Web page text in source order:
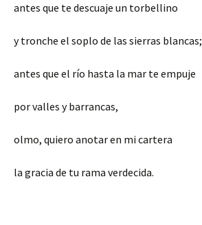
antes que te descuaje un torbellino
y tronche el soplo de las sierras blancas;
antes que el río hasta la mar te empuje
por valles y barrancas,
olmo, quiero anotar en mi cartera
la gracia de tu rama verdecida.